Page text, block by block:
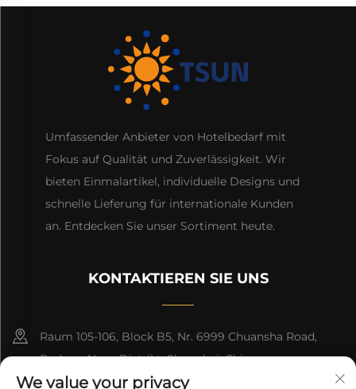
Umfassender Anbieter von Hotelbedarf mit
Fokus auf Qualität und Zuverlässigkeit. Wir
bieten Einmalartikel, individuelle Designs und
schnelle Lieferung für internationale Kunden
an. Entdecken Sie unser Sortiment heute.
KONTAKTIEREN SIE UNS
Raum 105-106, Block B5, Nr. 6999 Chuansha Road,
Pudong Neue Distrikt, Shanghai, China
We value your privacy